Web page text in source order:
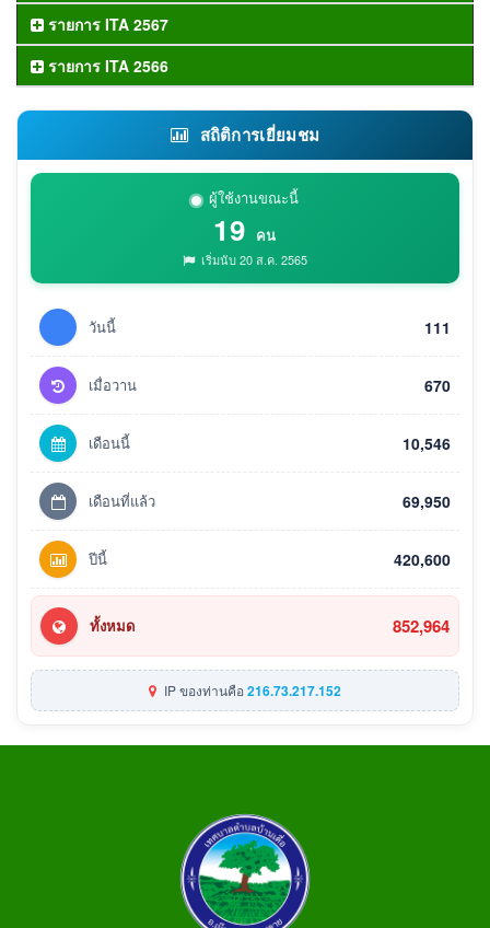
รายการ ITA 2567
รายการ ITA 2566
สถิติการเยี่ยมชม
ผู้ใช้งานขณะนี้
19 คน
เริ่มนับ 20 ส.ค. 2565
วันนี้ 111
เมื่อวาน 670
เดือนนี้ 10,546
เดือนที่แล้ว 69,950
ปีนี้ 420,600
ทั้งหมด 852,964
IP ของท่านคือ216.73.217.152